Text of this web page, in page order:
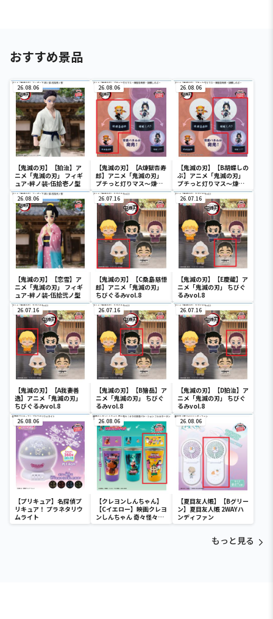
おすすめ景品
26.08.06
【鬼滅の刃】【狛治】ア
ニメ「鬼滅の刃」 フィギ
ュア-絆ノ装-伍拾壱ノ型
26.08.06
【鬼滅の刃】【A煉獄杏寿
郎】アニメ「鬼滅の刃」
プチっと灯りマス～煉獄
杏寿郎・胡蝶しのぶ～
26.08.06
【鬼滅の刃】【B胡蝶しの
ぶ】アニメ「鬼滅の刃」
プチっと灯りマス～煉獄
杏寿郎・胡蝶しのぶ～
26.08.06
【鬼滅の刃】【恋雪】ア
ニメ「鬼滅の刃」 フィギ
ュア-絆ノ装-伍拾弐ノ型
26.07.16
【鬼滅の刃】【C桑島慈悟
郎】アニメ「鬼滅の刃」
ちびぐるみvol.8
26.07.16
【鬼滅の刃】【E慶蔵】ア
ニメ「鬼滅の刃」 ちびぐ
るみvol.8
26.07.16
【鬼滅の刃】【A我妻善
逸】アニメ「鬼滅の刃」
ちびぐるみvol.8
26.07.16
【鬼滅の刃】【B獪岳】ア
ニメ「鬼滅の刃」 ちびぐ
るみvol.8
26.07.16
【鬼滅の刃】【D狛治】ア
ニメ「鬼滅の刃」 ちびぐ
るみvol.8
26.08.06
【プリキュア】名探偵プ
リキュア！ プラネタリウ
ムライト
26.08.06
【クレヨンしんちゃん】
【Cイエロー】映画クレヨ
ンしんちゃん 奇々怪々！
オラの妖怪バケ～ション
26.08.06
【夏目友人帳】【Bグリー
ン】夏目友人帳 2WAYハ
ンディファン
もっと見る